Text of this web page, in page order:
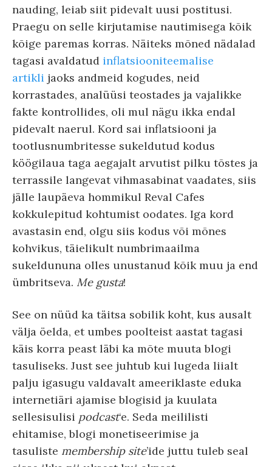
nauding, leiab siit pidevalt uusi postitusi.
Praegu on selle kirjutamise nautimisega kõik
kõige paremas korras. Näiteks mõned nädalad
tagasi avaldatud inflatsiooniteemalise
artikli jaoks andmeid kogudes, neid
korrastades, analüüsi teostades ja vajalikke
fakte kontrollides, oli mul nägu ikka endal
pidevalt naerul. Kord sai inflatsiooni ja
tootlusnumbritesse sukeldutud kodus
köögilaua taga aegajalt arvutist pilku tõstes ja
terrassile langevat vihmasabinat vaadates, siis
jälle laupäeva hommikul Reval Cafes
kokkulepitud kohtumist oodates. Iga kord
avastasin end, olgu siis kodus või mõnes
kohvikus, täielikult numbrimaailma
sukeldununa olles unustanud kõik muu ja end
ümbritseva. Me gusta!
See on nüüd ka täitsa sobilik koht, kus ausalt
välja öelda, et umbes poolteist aastat tagasi
käis korra peast läbi ka mõte muuta blogi
tasuliseks. Just see juhtub kui lugeda liialt
palju igasugu valdavalt ameeriklaste eduka
internetiäri ajamise blogisid ja kuulata
sellesisulisi podcast‘e. Seda meililisti
ehitamise, blogi monetiseerimise ja
tasuliste membership site’ide juttu tuleb seal